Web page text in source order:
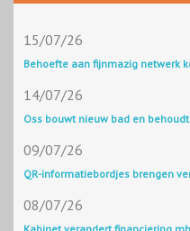
15/07/26
Behoefte aan fijnmazig netwerk
14/07/26
Oss bouwt nieuw bad en
09/07/26
QR-informatiebordjes brengen
08/07/26